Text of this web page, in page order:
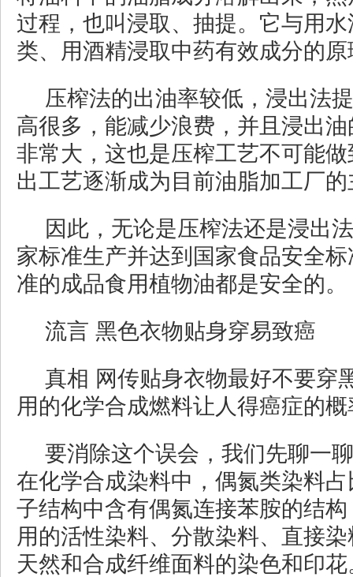
过程，也叫浸取、抽提。它与用
类、用酒精浸取中药有效成分的
压榨法的出油率较低，浸出法
高很多，能减少浪费，并且浸出
非常大，这也是压榨工艺不可能
出工艺逐渐成为目前油脂加工厂
因此，无论是压榨法还是浸出
家标准生产并达到国家食品安全
准的成品食用植物油都是安全的。
流言 黑色衣物贴身穿易致癌
真相 网传贴身衣物最好不要穿
用的化学合成燃料让人得癌症的
要消除这个误会，我们先聊一
在化学合成染料中，偶氮类染料
子结构中含有偶氮连接苯胺的结
用的活性染料、分散染料、直接
天然和合成纤维面料的染色和印花